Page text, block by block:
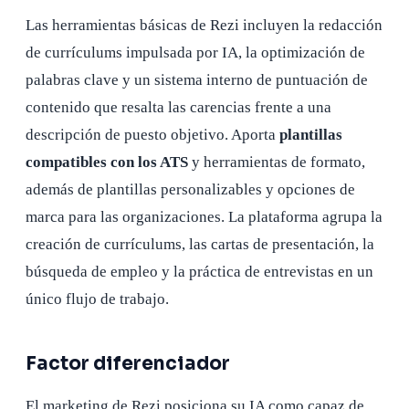
Las herramientas básicas de Rezi incluyen la redacción
de currículums impulsada por IA, la optimización de
palabras clave y un sistema interno de puntuación de
contenido que resalta las carencias frente a una
descripción de puesto objetivo. Aporta plantillas
compatibles con los ATS y herramientas de formato,
además de plantillas personalizables y opciones de
marca para las organizaciones. La plataforma agrupa la
creación de currículums, las cartas de presentación, la
búsqueda de empleo y la práctica de entrevistas en un
único flujo de trabajo.
Factor diferenciador
El marketing de Rezi posiciona su IA como capaz de